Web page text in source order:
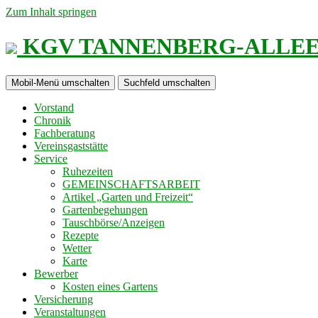
Zum Inhalt springen
KGV TANNENBERG-
Mobil-Menü umschalten Suchfeld umschalten
Vorstand
Chronik
Fachberatung
Vereinsgaststätte
Service
Ruhezeiten
GEMEINSCHAFTSARBEIT
Artikel „Garten und Freizeit“
Gartenbegehungen
Tauschbörse/Anzeigen
Rezepte
Wetter
Karte
Bewerber
Kosten eines Gartens
Versicherung
Veranstaltungen